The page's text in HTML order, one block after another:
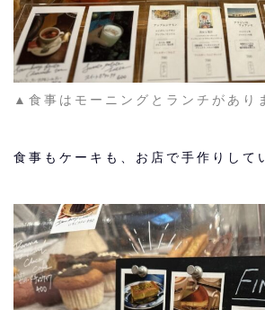
▲食事はモーニングとランチがあり
食事もケーキも、お店で手作りして